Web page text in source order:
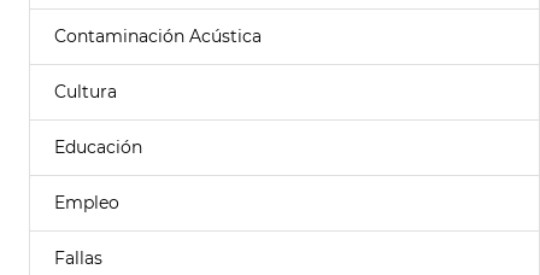
Contaminación Acústica
Cultura
Educación
Empleo
Fallas